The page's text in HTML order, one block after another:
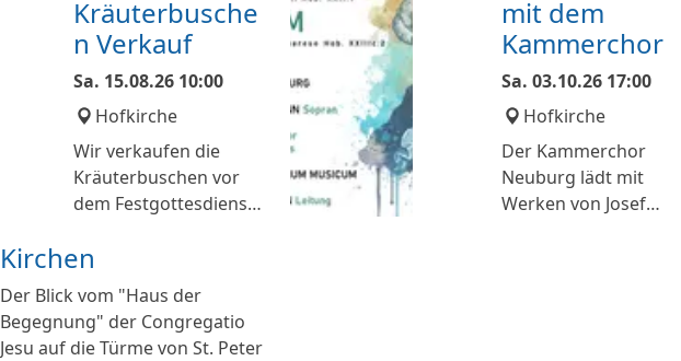
Kräuterbusche
n Verkauf
Sa. 15.08.26 10:00
Hofkirche
Wir verkaufen die
Kräuterbuschen vor
dem Festgottesdienst
mit dem
Kammerchor
Sa. 03.10.26 17:00
Hofkirche
Der Kammerchor
Neuburg lädt mit
Werken von Josef
Kirchen
Der Blick vom "Haus der
Begegnung" der Congregatio
Jesu auf die Türme von St. Peter